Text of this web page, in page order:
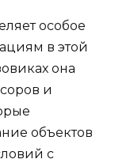
особое
в этой
она
и
объектов
с